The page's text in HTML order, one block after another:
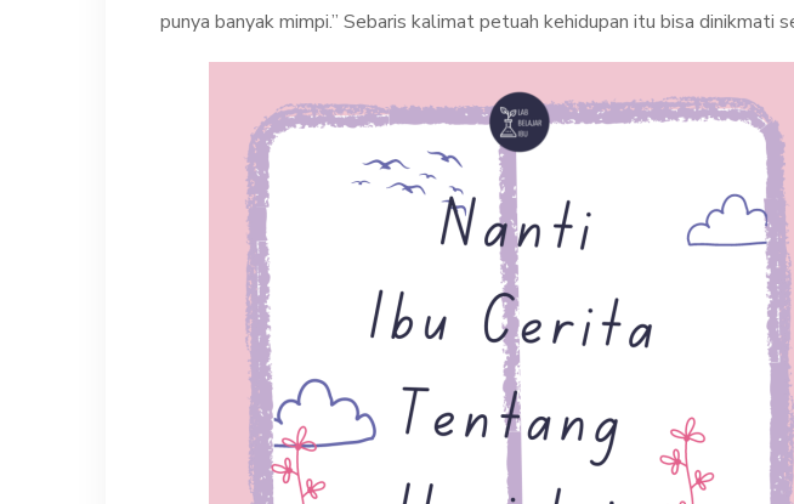
punya banyak mimpi.” Sebaris kalimat petuah kehidupan itu bisa